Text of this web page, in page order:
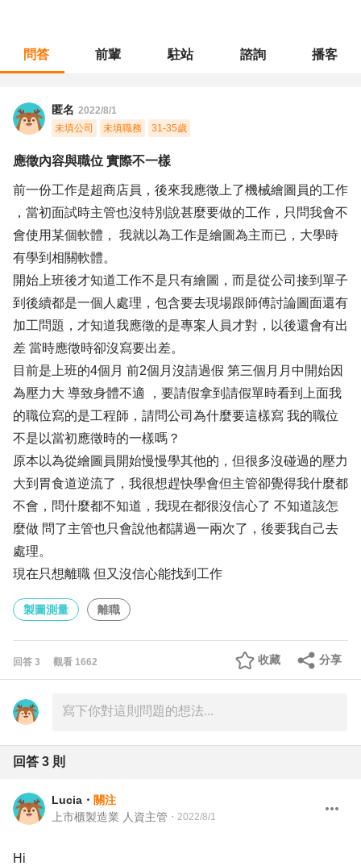
問答 前輩 駐站 諮詢 播客
匿名 2022/8/1
未填公司
未填職務 31-35歲
應徵內容與職位 實際不一樣
前一份工作是超商店員，後來我應徵上了機械繪圖員的工作
，當初面試時主管也沒特別說甚麼要做的工作，只問我會不
會使用某個軟體， 我就以為工作是繪圖為主而已，大學時
有學到相關軟體。
開始上班後才知道工作不是只有繪圖，而是從公司接到單子
到後續都是一個人處理，包含要去現場跟師傅討論圖面還有
加工問題，才知道我應徵的是專案人員才對，以後還會有出
差 當時應徵時卻沒寫要出差。
目前是上班的4個月 前2個月沒請過假 第三個月月中開始因
為壓力大 導致身體不適 ，要請假拿到請假單時看到上面我
的職位寫的是工程師，請問公司為什麼要這樣寫 我的職位
不是以當初應徵時的一樣嗎？
原本以為從繪圖員開始慢慢學其他的，但很多沒碰過的壓力
大到胃食道逆流了，我很想趕快學會但主管卻覺得我什麼都
不會，問什麼都不知道，我現在都很沒信心了 不知道該怎
麼做 問了主管也只會說他都講過一兩次了，後要我自己去
處理。
現在只想離職 但又沒信心能找到工作
製圖測量 離職
回答 3 觀看 1662 分享
收藏
回答 3 則
Lucia ・ 關注
上市櫃製造業 人資主管 ・ 2022/8/1
Hi